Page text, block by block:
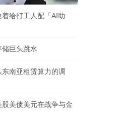
给打工人配「AI助
巨头跳水
南亚租赁算力的调
美债美元在战争与金